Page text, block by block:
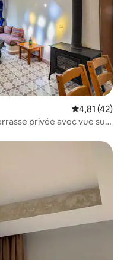
Évaluation
4,81 (42)
privée avec vue sur
appréciés